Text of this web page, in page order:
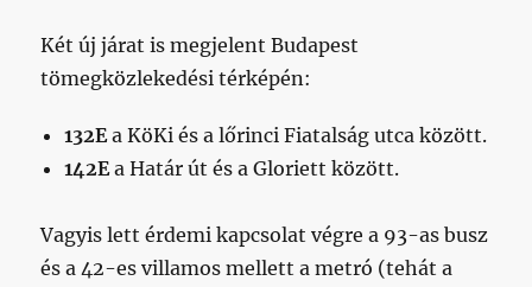
Két új járat is megjelent Budapest
tömegközlekedési térképén:
132Ea KöKi és a lőrinci Fiatalság utca között.
142Ea Határ út és a Gloriett között.
Vagyis lett érdemi kapcsolat végre a 93-as busz
és a 42-es villamos mellett a metró (tehát a